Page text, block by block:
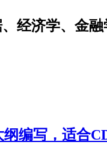
经济学、金
编写，适合